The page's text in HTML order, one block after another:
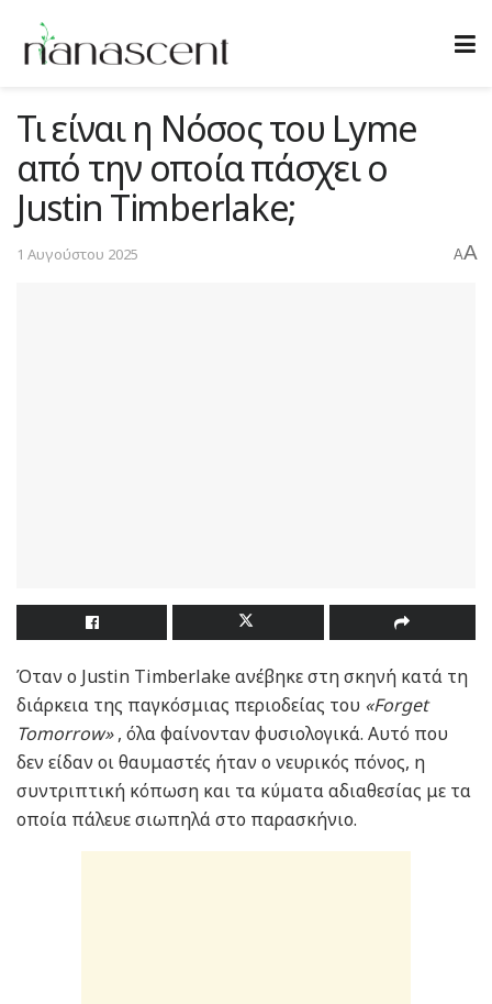
Τι είναι η Νόσος του Lyme
από την οποία πάσχει ο
Justin Timberlake;
1 Αυγούστου 2025 AA
Όταν ο Justin Timberlake ανέβηκε στη σκηνή κατά τη
διάρκεια της παγκόσμιας περιοδείας του «Forget
Tomorrow», όλα φαίνονταν φυσιολογικά. Αυτό που
δεν είδαν οι θαυμαστές ήταν ο νευρικός πόνος, η
συντριπτική κόπωση και τα κύματα αδιαθεσίας με τα
οποία πάλευε σιωπηλά στο παρασκήνιο.